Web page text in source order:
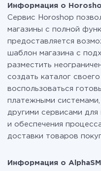
перейти на платный,
отарифах.
Информация о
Сервис Horoshop
магазины с полной
предоставляется
шаблон магазина с
разместить
создать каталог
воспользоваться
платежными
другими сервисами
и обеспечения
доставки товаров
Информация о